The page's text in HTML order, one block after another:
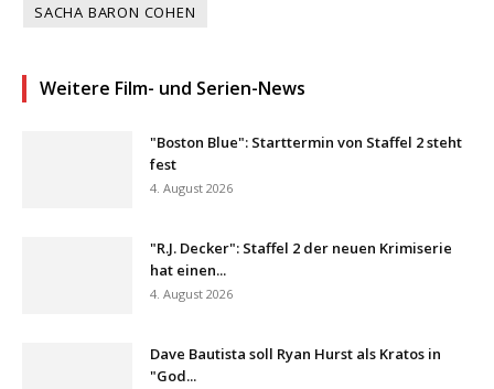
SACHA BARON COHEN
Weitere Film- und Serien-News
"Boston Blue": Starttermin von Staffel 2 steht
fest
4. August 2026
"R.J. Decker": Staffel 2 der neuen Krimiserie
hat einen...
4. August 2026
Dave Bautista soll Ryan Hurst als Kratos in
"God...